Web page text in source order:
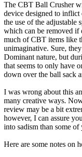
The CBT Ball Crusher
device designed to inflict
the use of the adjustable
which can be removed if
much of CBT items like
unimaginative. Sure,
Dominant nature, but
that seems to only have
down over the ball sack
I was wrong about this
many creative ways.
review may be a bit
however, I can assure
into sadism than some
Here are some notes on